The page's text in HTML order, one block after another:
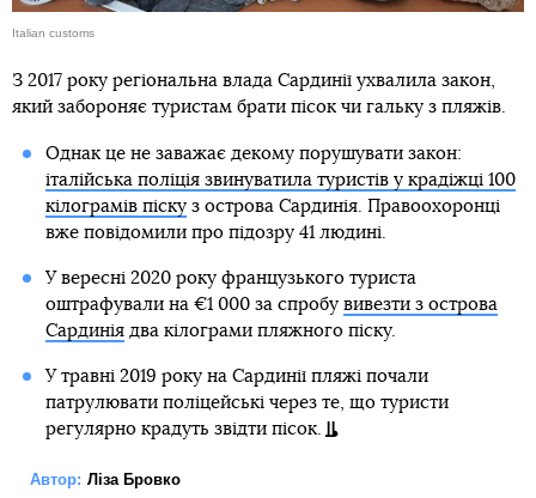
Italian customs
З 2017 року регіональна влада Сардинії ухвалила закон,
який забороняє туристам брати пісок чи гальку з пляжів.
Однак це не заважає декому порушувати закон:
італійська поліція звинуватила туристів у крадіжці 100
кілограмів піскуз острова Сардинія. Правоохоронці
вже повідомили про підозру 41 людині.
У вересні 2020 року французького туриста
оштрафували на €1 000 за спробу вивезти з острова
Сардиніядва кілограми пляжного піску.
У травні 2019 року на Сардинії пляжі почали
патрулювати поліцейські через те, що туристи
регулярно крадуть звідти пісок.
Автор: Ліза Бровко